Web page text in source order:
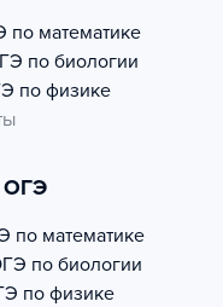
по математике
по биологии
по физике
ОГЭ
по математике
по биологии
по физике